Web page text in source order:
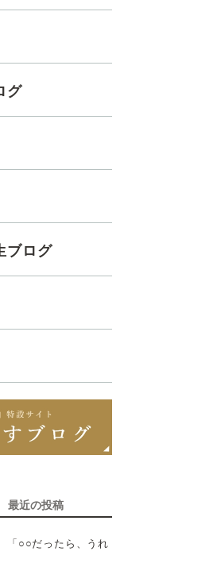
グ
ブログ
最近の投稿
「○○だったら、うれ